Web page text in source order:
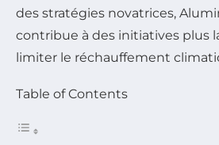
des stratégies novatrices,
contribue à des initiatives plus
limiter le réchauffement
Table of Contents